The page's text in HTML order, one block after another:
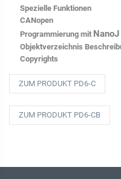
Spezielle Funktionen
CANopen
Programmierung mit NanoJ
Objektverzeichnis
Copyrights
ZUM PRODUKT PD6-C
ZUM PRODUKT PD6-CB